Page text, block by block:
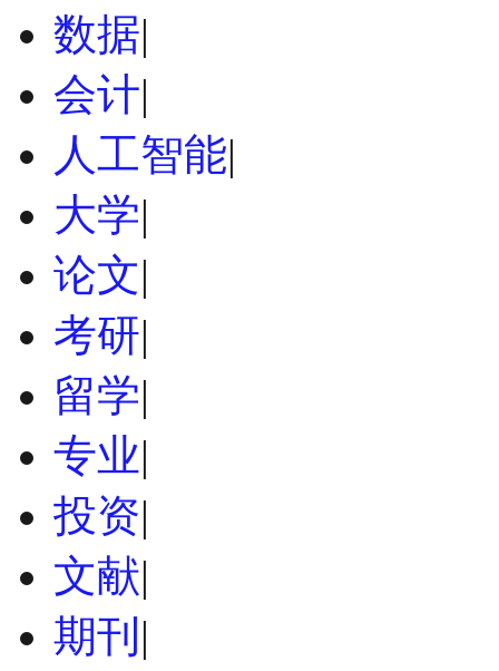
数据|
会计|
人工智能|
大学|
论文|
考研|
留学|
专业|
投资|
文献|
期刊 |